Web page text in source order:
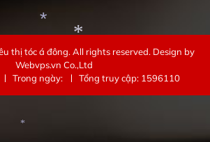
thị tóc á đông. All rights reserved. Design by
Webvps.vn Co.,Ltd
Trong ngày: Tổng truy cập: 1596110